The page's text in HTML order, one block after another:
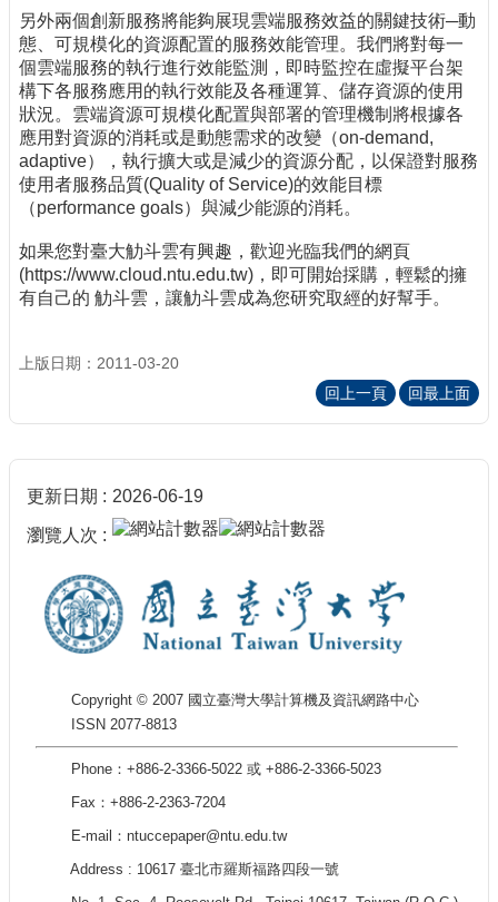
另外兩個創新服務將能夠展現雲端服務效益的關鍵技術─動
態、可規模化的資源配置的服務效能管理。我們將對每一
個雲端服務的執行進行效能監測，即時監控在虛擬平台架
構下各服務應用的執行效能及各種運算、儲存資源的使用
狀況。雲端資源可規模化配置與部署的管理機制將根據各
應用對資源的消耗或是動態需求的改變（on-demand,
adaptive），執行擴大或是減少的資源分配，以保證對服務
使用者服務品質(Quality of Service)的效能目標
（performance goals）與減少能源的消耗。
如果您對臺大觔斗雲有興趣，歡迎光臨我們的網頁
(https://www.cloud.ntu.edu.tw)，即可開始採購，輕鬆的擁
有自己的 觔斗雲，讓觔斗雲成為您研究取經的好幫手。
上版日期：2011-03-20
回上一頁
回最上面
更新日期 2026-06-19
瀏覽人次
Copyright © 2007 國立臺灣大學計算機及資訊網路中心
ISSN 2077-8813
Phone：+886-2-3366-5022 或 +886-2-3366-5023
Fax：+886-2-2363-7204
E-mail：ntuccepaper@ntu.edu.tw
Address : 10617 臺北市羅斯福路四段一號